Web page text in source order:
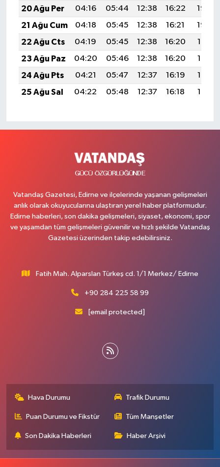
20 Ağu Per
04:16 05:44 12:38 16:22
19:23
21 Ağu Cum
04:18 05:45 12:38 16:21
19:22
22 Ağu Cts
04:19 05:45 12:38 16:20
19:21
23 Ağu Paz
04:20 05:46 12:38 16:20
19:19
24 Ağu Pts
04:21 05:47 12:37 16:19
19:18
25 Ağu Sal
04:22 05:48 12:37 16:18 19:17
Vatandaş Gazetesi, Edirne ve ilçelerinde yaşanan gelişmeleri
anlık olarak okuyucularına ulaştıran yerel haber platformudur.
Edirne haberleri, son dakika gelişmeleri, siyaset, ekonomi, spor
ve yaşamdan tüm gelişmeleri güvenilir ve hızlı şekilde Vatandaş
Gazetesi üzerinden takip edebilirsiniz.
Fatih Mah. Alparslan Türkeş cd. 1/1 Merkez/ Edirne
+90 284 225 58 99
[email protected]
Hava Durumu Trafik Durumu
Puan Durumu ve Fikstür Tüm Manşetler
Son Dakika Haberleri Haber Arşivi